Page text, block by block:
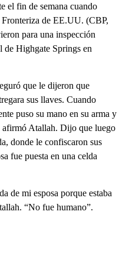
el fin de semana cuando
de EE.UU. (CBP,
para una inspección
de Highgate Springs en
que le dijeron que
sus llaves. Cuando
puso su mano en su arma y
afirmó Atallah. Dijo que luego
donde le confiscaron sus
fue puesta en una celda
de mi esposa porque estaba
“No fue humano”.